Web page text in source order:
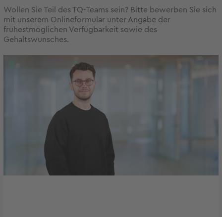
Wollen Sie Teil des TQ-Teams sein? Bitte bewerben Sie sich
mit unserem Onlineformular unter Angabe der
frühestmöglichen Verfügbarkeit sowie des
Gehaltswunsches.